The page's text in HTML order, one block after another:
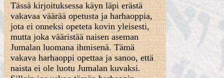
Tässä kirjoituksessa käyn läpi erästä
vakavaa väärää opetusta ja harhaoppia,
jota ei onneksi opeteta kovin yleisesti,
mutta joka vääristää naisen aseman
Jumalan luomana ihmisenä. Tämä
vakava harhaoppi opettaa ja sanoo, että
naista ei ole luotu Jumalan kuvaksi.